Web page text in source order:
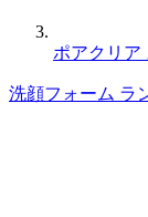
ポアクリア
洗顔フォーム ラ